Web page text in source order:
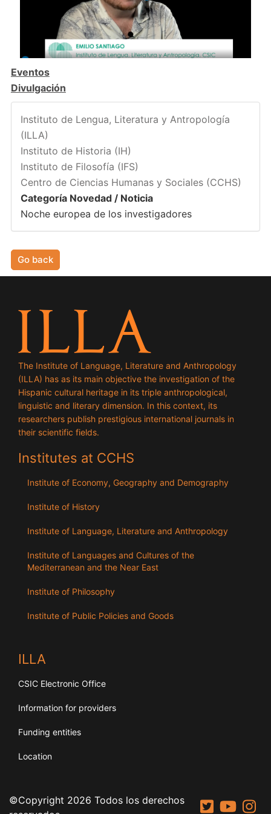
Eventos
Divulgación
Instituto de Lengua, Literatura y Antropología
(ILLA)
Instituto de Historia (IH)
Instituto de Filosofía (IFS)
Centro de Ciencias Humanas y Sociales (CCHS)
Categoría Novedad / Noticia
Noche europea de los investigadores
Go back
The Institute of Language, Literature and Anthropology
(ILLA) has as its main objective the investigation of the
Hispanic cultural heritage in its triple anthropological,
linguistic and literary dimension. In this context, its
researchers publish prestigious international journals in
their scientific fields.
Institutes at CCHS
Institute of Economy, Geography and Demography
Institute of History
Institute of Language, Literature and Anthropology
Institute of Languages ​​and Cultures of the
Mediterranean and the Near East
Institute of Philosophy
Institute of Public Policies and Goods
ILLA
CSIC Electronic Office
Information for providers
Funding entities
Location
©Copyright 2026 Todos los derechos